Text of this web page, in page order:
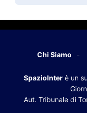
Chi Siamo
SpazioInter è un
Aut. Tribunale di